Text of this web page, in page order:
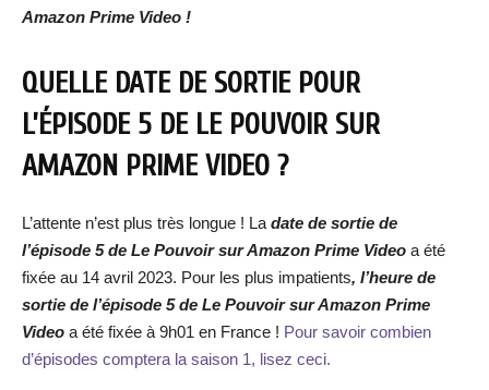
Amazon Prime Video !
QUELLE DATE DE SORTIE POUR
L’ÉPISODE 5 DE LE POUVOIR SUR
AMAZON PRIME VIDEO ?
L’attente n’est plus très longue ! La date de sortie de
l’épisode 5 de Le Pouvoir sur Amazon Prime Video a été
fixée au 14 avril 2023. Pour les plus impatients, l’heure de
sortie de l’épisode 5 de Le Pouvoir sur Amazon Prime
Video a été fixée à 9h01 en France ! Pour savoir combien
d’épisodes comptera la saison 1, lisez ceci.